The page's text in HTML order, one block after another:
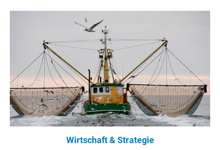
Wirtschaft & Strategie